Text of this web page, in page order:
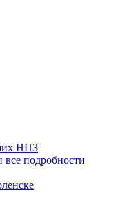
НПЗ
все подробности